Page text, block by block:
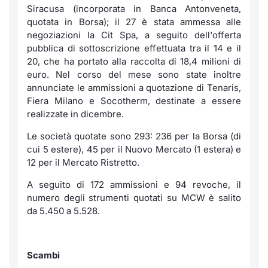
Siracusa (incorporata in Banca Antonveneta,
quotata in Borsa); il 27 è stata ammessa alle
negoziazioni la Cit Spa, a seguito dell'offerta
pubblica di sottoscrizione effettuata tra il 14 e il
20, che ha portato alla raccolta di 18,4 milioni di
euro. Nel corso del mese sono state inoltre
annunciate le ammissioni a quotazione di Tenaris,
Fiera Milano e Socotherm, destinate a essere
realizzate in dicembre.
Le società quotate sono 293: 236 per la Borsa (di
cui 5 estere), 45 per il Nuovo Mercato (1 estera) e
12 per il Mercato Ristretto.
A seguito di 172 ammissioni e 94 revoche, il
numero degli strumenti quotati su MCW è salito
da 5.450 a 5.528.
Scambi